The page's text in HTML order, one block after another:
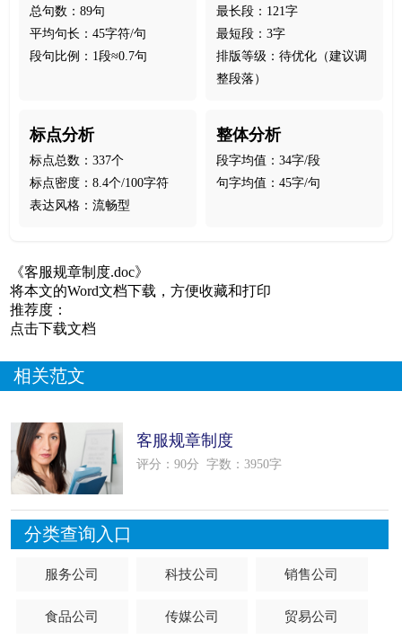
总句数：89句
平均句长：45字符/句
段句比例：1段≈0.7句
最长段：121字
最短段：3字
排版等级：待优化（建议调
整段落）
标点分析
标点总数：337个
标点密度：8.4个/100字符
表达风格：流畅型
整体分析
段字均值：34字/段
句字均值：45字/句
《客服规章制度.doc》
将本文的Word文档下载，方便收藏和打印
推荐度：
点击下载文档
相关范文
客服规章制度
评分：90分 字数：3950字
分类查询入口
服务公司 科技公司 销售公司
食品公司 传媒公司 贸易公司